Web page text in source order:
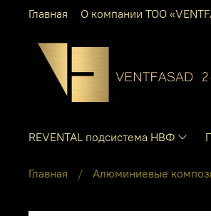
Главная О компании ТОО
REVENTAL подсистема НВФ
Главная Алюминиевые